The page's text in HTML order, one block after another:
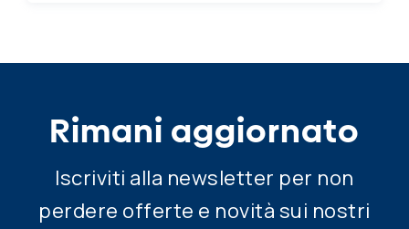
Rimani aggiornato
Iscriviti alla newsletter per non
perdere offerte e novità sui nostri